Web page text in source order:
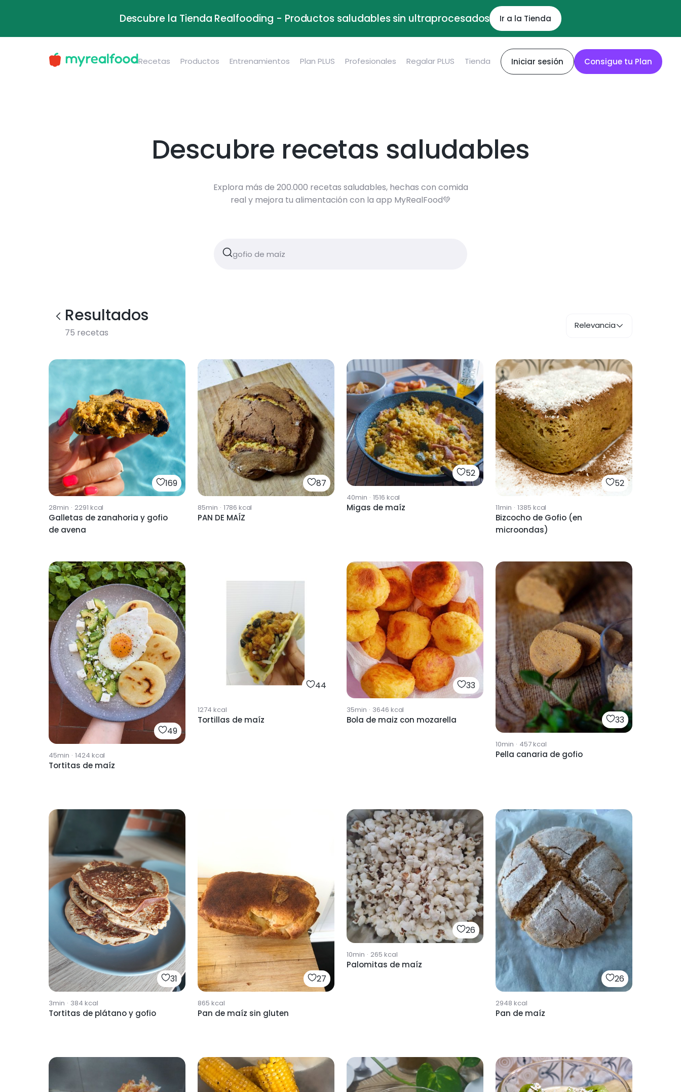
Descubre la Tienda Realfooding - Productos saludables sin ultraprocesados Ir a la Tienda
Recetas Productos Entrenamientos Plan PLUS Profesionales Regalar PLUS Tienda Iniciar sesión Consigue tu Plan
Descubre recetas saludables
Explora más de 200.000 recetas saludables, hechas con comida
real y mejora tu alimentación con la app MyRealFood💚
Resultados
75 recetas
Relevancia
169
28min · 2291 kcal
Galletas de zanahoria y gofio
de avena
87
85min · 1786 kcal
PAN DE MAÍZ
52
40min · 1516 kcal
Migas de maíz
52
11min · 1385 kcal
Bizcocho de Gofio (en
microondas)
49
45min · 1424 kcal
Tortitas de maíz
44
1274 kcal
Tortillas de maíz
33
35min · 3646 kcal
Bola de maiz con mozarella 33
10min · 457kcal
Pella canaria de gofio
31
3min · 384 kcal
Tortitas de plátano y gofio
27
865 kcal
Pan de maíz sin gluten
26
10min · 265 kcal
Palomitas de maíz
26
2948 kcal
Pan de maíz